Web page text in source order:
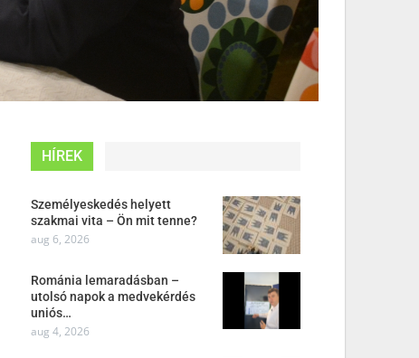
HÍREK
Személyeskedés helyett
szakmai vita – Ön mit tenne?
aug 6, 2026
Románia lemaradásban –
utolsó napok a medvekérdés
uniós…
aug 4, 2026